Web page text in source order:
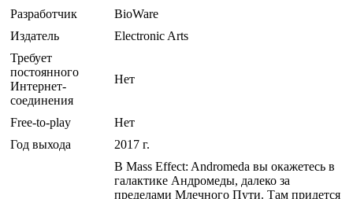
Разработчик
BioWare
Издатель
Electronic Arts
Требует
постоянного
Интернет-
соединения
Нет
Free-to-play
Нет
Год выхода
2017 г.
В Mass Effect: Andromeda вы окажетесь в
галактике Андромеды, далеко за
пределами Млечного Пути. Там придется